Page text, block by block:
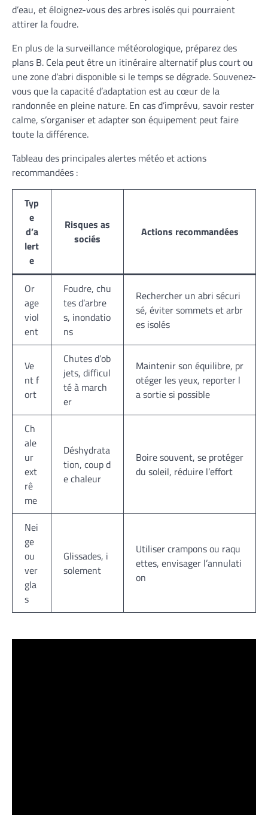
d’eau, et éloignez-vous des arbres isolés qui pourraient
attirer la foudre.
En plus de la surveillance météorologique, préparez des
plans B. Cela peut être un itinéraire alternatif plus court ou
une zone d’abri disponible si le temps se dégrade. Souvenez-
vous que la capacité d’adaptation est au cœur de la
randonnée en pleine nature. En cas d’imprévu, savoir rester
calme, s’organiser et adapter son équipement peut faire
toute la différence.
Tableau des principales alertes météo et actions
recommandées :
Typ
e
d’a
lert
e
Risques as
sociés
Actions recommandées
Or
age
viol
ent
Foudre, chu
tes d’arbre
s, inondatio
ns
Rechercher un abri sécuri
sé, éviter sommets et arbr
es isolés
Ve
nt f
ort
Chutes d’ob
jets, difficul
té à march
er
Maintenir son équilibre, pr
otéger les yeux, reporter l
a sortie si possible
Ch
ale
ur
ext
rê
me
Déshydrata
tion, coup d
e chaleur
Boire souvent, se protéger
du soleil, réduire l’effort
Nei
ge
ou
ver
gla
s
Glissades, i
solement
Utiliser crampons ou raqu
ettes, envisager l’annulati
on